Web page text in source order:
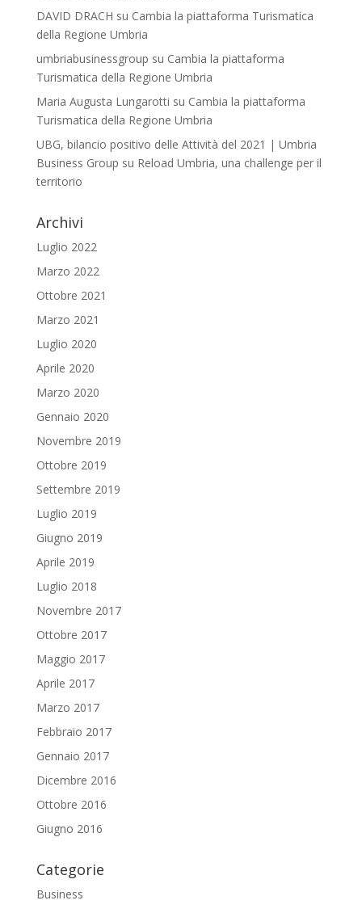
DAVID DRACH su Cambia la piattaforma Turismatica
della Regione Umbria
umbriabusinessgroup su Cambia la piattaforma
Turismatica della Regione Umbria
Maria Augusta Lungarotti su Cambia la piattaforma
Turismatica della Regione Umbria
UBG, bilancio positivo delle Attività del 2021 | Umbria
Business Group su Reload Umbria, una challenge per il
territorio
Archivi
Luglio 2022
Marzo 2022
Ottobre 2021
Marzo 2021
Luglio 2020
Aprile 2020
Marzo 2020
Gennaio 2020
Novembre 2019
Ottobre 2019
Settembre 2019
Luglio 2019
Giugno 2019
Aprile 2019
Luglio 2018
Novembre 2017
Ottobre 2017
Maggio 2017
Aprile 2017
Marzo 2017
Febbraio 2017
Gennaio 2017
Dicembre 2016
Ottobre 2016
Giugno 2016
Categorie
Business